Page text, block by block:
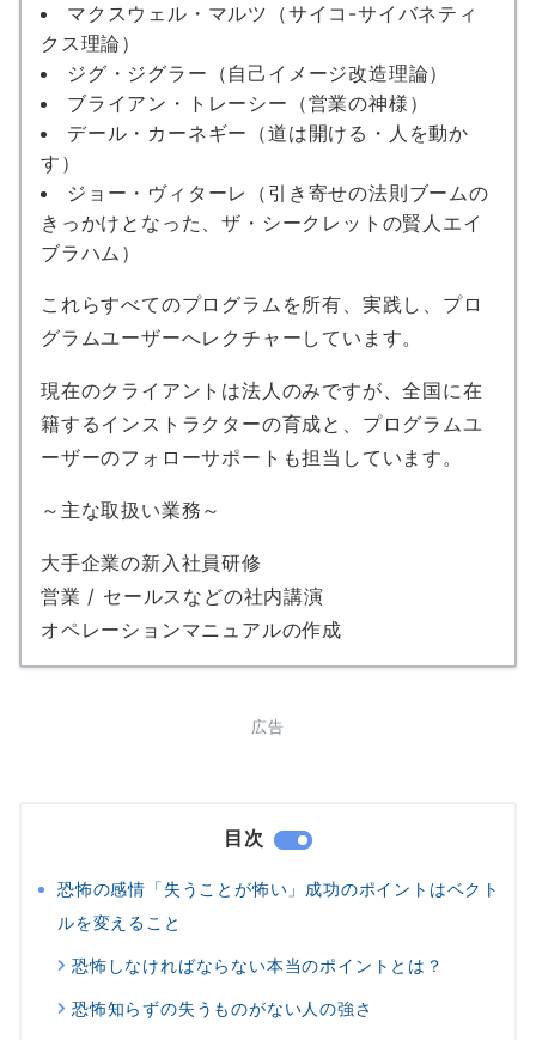
マクスウェル・マルツ（サイコ-サイバネティ
クス理論）
ジグ・ジグラー（自己イメージ改造理論）
ブライアン・トレーシー（営業の神様）
デール・カーネギー（道は開ける・人を動か
す）
ジョー・ヴィターレ（引き寄せの法則ブームの
きっかけとなった、ザ・シークレットの賢人エイ
ブラハム）
これらすべてのプログラムを所有、実践し、プロ
グラムユーザーへレクチャーしています。
現在のクライアントは法人のみですが、全国に在
籍するインストラクターの育成と、プログラムユ
ーザーのフォローサポートも担当しています。
～主な取扱い業務～
大手企業の新入社員研修
営業 / セールスなどの社内講演
オペレーションマニュアルの作成
広告
目次
恐怖の感情「失うことが怖い」成功のポイントはベクト
ルを変えること
恐怖しなければならない本当のポイントとは？
恐怖知らずの失うものがない人の強さ